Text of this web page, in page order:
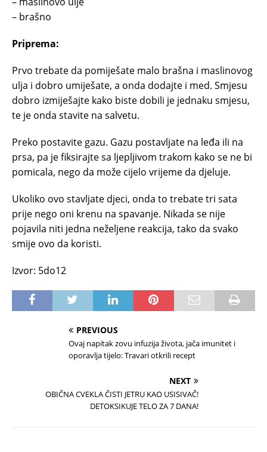
– brašno
Priprema:
Prvo trebate da pomiješate malo brašna i maslinovog
ulja i dobro umiješate, a onda dodajte i med. Smjesu
dobro izmiješajte kako biste dobili je jednaku smjesu,
te je onda stavite na salvetu.
Preko postavite gazu. Gazu postavljate na leđa ili na
prsa, pa je fiksirajte sa ljepljivom trakom kako se ne bi
pomicala, nego da može cijelo vrijeme da djeluje.
Ukoliko ovo stavljate djeci, onda to trebate tri sata
prije nego oni krenu na spavanje. Nikada se nije
pojavila niti jedna neželjene reakcija, tako da svako
smije ovo da koristi.
Izvor: 5do12
PREVIOUS
Ovaj napitak zovu infuzija života, jača imunitet i
oporavlja tijelo: Travari otkrili recept
NEXT
OBIČNA CVEKLA ČISTI JETRU KAO USISIVAČ!
DETOKSIKUJE TELO ZA 7 DANA!